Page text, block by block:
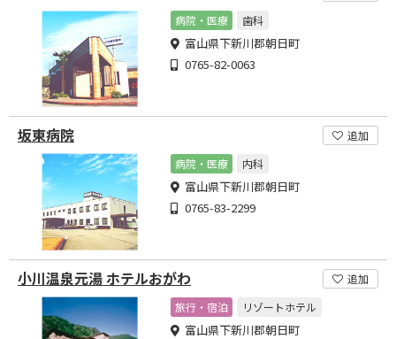
病院・医療
歯科
富山県下新川郡朝日町
0765-82-0063
坂東病院
追加
病院・医療
内科
富山県下新川郡朝日町
0765-83-2299
小川温泉元湯 ホテルおがわ
追加
旅行・宿泊
リゾートホテル
富山県下新川郡朝日町